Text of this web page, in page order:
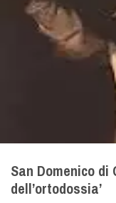
San Domenico di
dell’ortodossia’